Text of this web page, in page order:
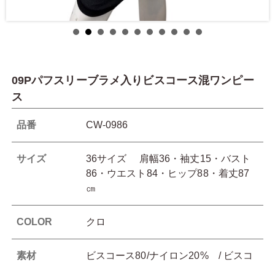
09Pパフスリーブラメ入りビスコース混ワンピー
ス
品番 CW-0986
サイズ
36サイズ 肩幅36・袖丈15・バスト
86・ウエスト84・ヒップ88・着丈87
㎝
COLOR クロ
素材
ビスコース80/ナイロン20% / ビスコ